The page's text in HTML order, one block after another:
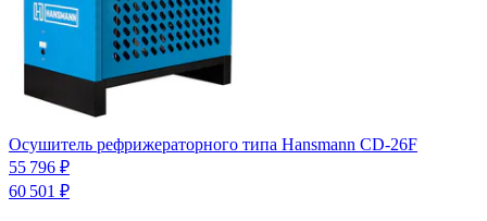
Осушитель рефрижераторного типа Hansmann CD-26F
55 796 ₽
60 501 ₽